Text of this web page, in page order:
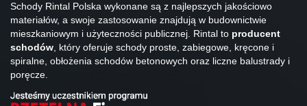
Schody Rintal Polska wykonane są z najlepszych jakościowo
materiałów, a swoje zastosowanie znajdują w budownictwie
mieszkaniowym i użyteczności publicznej. Rintal to producent
schodów, który oferuje schody proste, zabiegowe, kręcone i
spiralne, obłożenia schodów betonowych oraz liczne balustrady i
poręcze.